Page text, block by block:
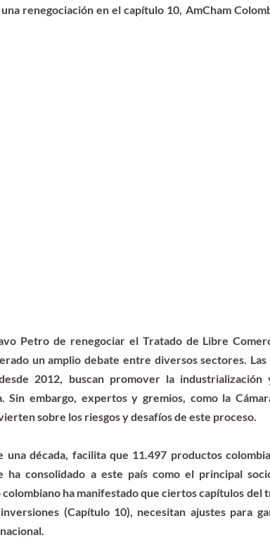
renegociación en el capítulo 10, AmCham
Petro de renegociar el Tratado de Libre
un amplio debate entre diversos sectores.
2012, buscan promover la
Sin embargo, expertos y gremios, como la
sobre los riesgos y desafíos de este proceso.
una década, facilita que 11.497 productos
ha consolidado a este país como el principal
ha manifestado que ciertos capítulos del
(Capítulo 10), necesitan ajustes para